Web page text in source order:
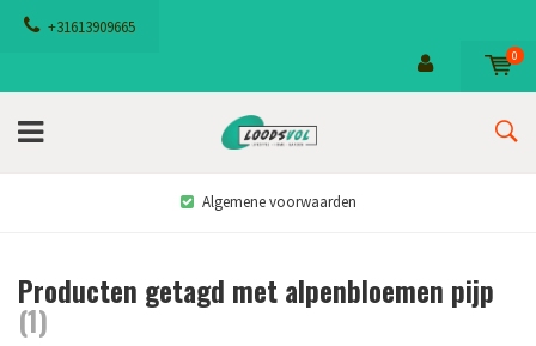
+31613909665
0
Algemene voorwaarden
Producten getagd met alpenbloemen pijp
(1)